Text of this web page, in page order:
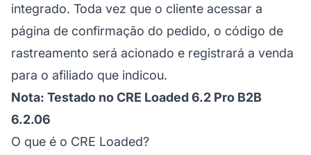
integrado. Toda vez que o cliente acessar a
página de confirmação do pedido, o código de
rastreamento será acionado e registrará a venda
para o afiliado que indicou.
Nota: Testado no CRE Loaded 6.2 Pro B2B
6.2.06
O que é o CRE Loaded?